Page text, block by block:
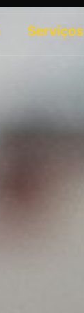
Serviços